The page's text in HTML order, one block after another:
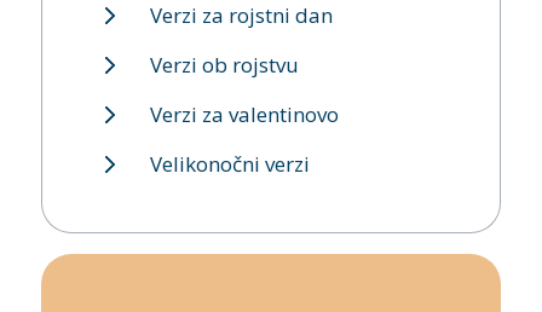
Verzi za rojstni dan
Verzi ob rojstvu
Verzi za valentinovo
Velikonočni verzi